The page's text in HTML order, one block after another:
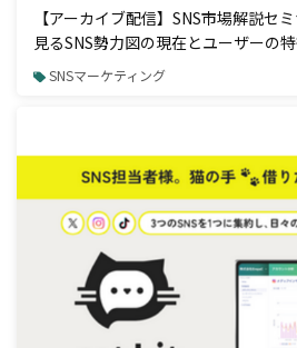
【アーカイブ配信】SNS市場解説セ
見るSNS勢力図の現在とユーザーの
SNSマーケティング